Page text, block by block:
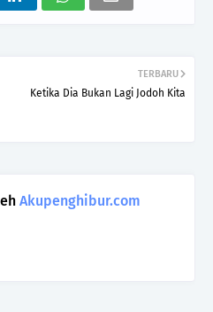
TERBARU
Ketika Dia Bukan Lagi Jodoh Kita
Akupenghibur.com